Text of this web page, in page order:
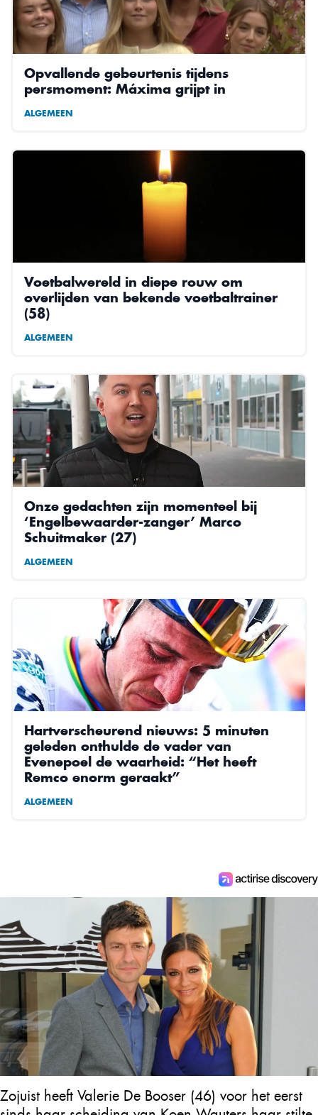
Opvallende gebeurtenis tijdens
persmoment: Máxima grijpt in
ALGEMEEN
Voetbalwereld in diepe rouw om
overlijden van bekende voetbaltrainer
(58)
ALGEMEEN
Onze gedachten zijn momenteel bij
‘Engelbewaarder-zanger’ Marco
Schuitmaker (27)
ALGEMEEN
Hartverscheurend nieuws: 5 minuten
geleden onthulde de vader van
Evenepoel de waarheid: “Het heeft
Remco enorm geraakt”
ALGEMEEN
Zojuist heeft Valerie De Booser (46) voor het eerst